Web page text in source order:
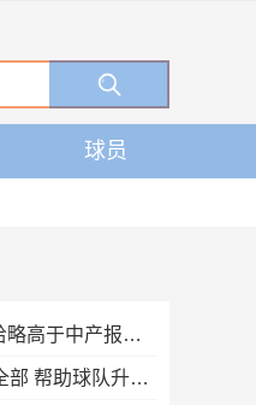
球员
不尊重！Siegel：掘金仅给略高于中产报价 沃特森已一脚迈出大门
扎威：想为湖人球迷奉献全部 帮助球队升起第18面冠军旗帜